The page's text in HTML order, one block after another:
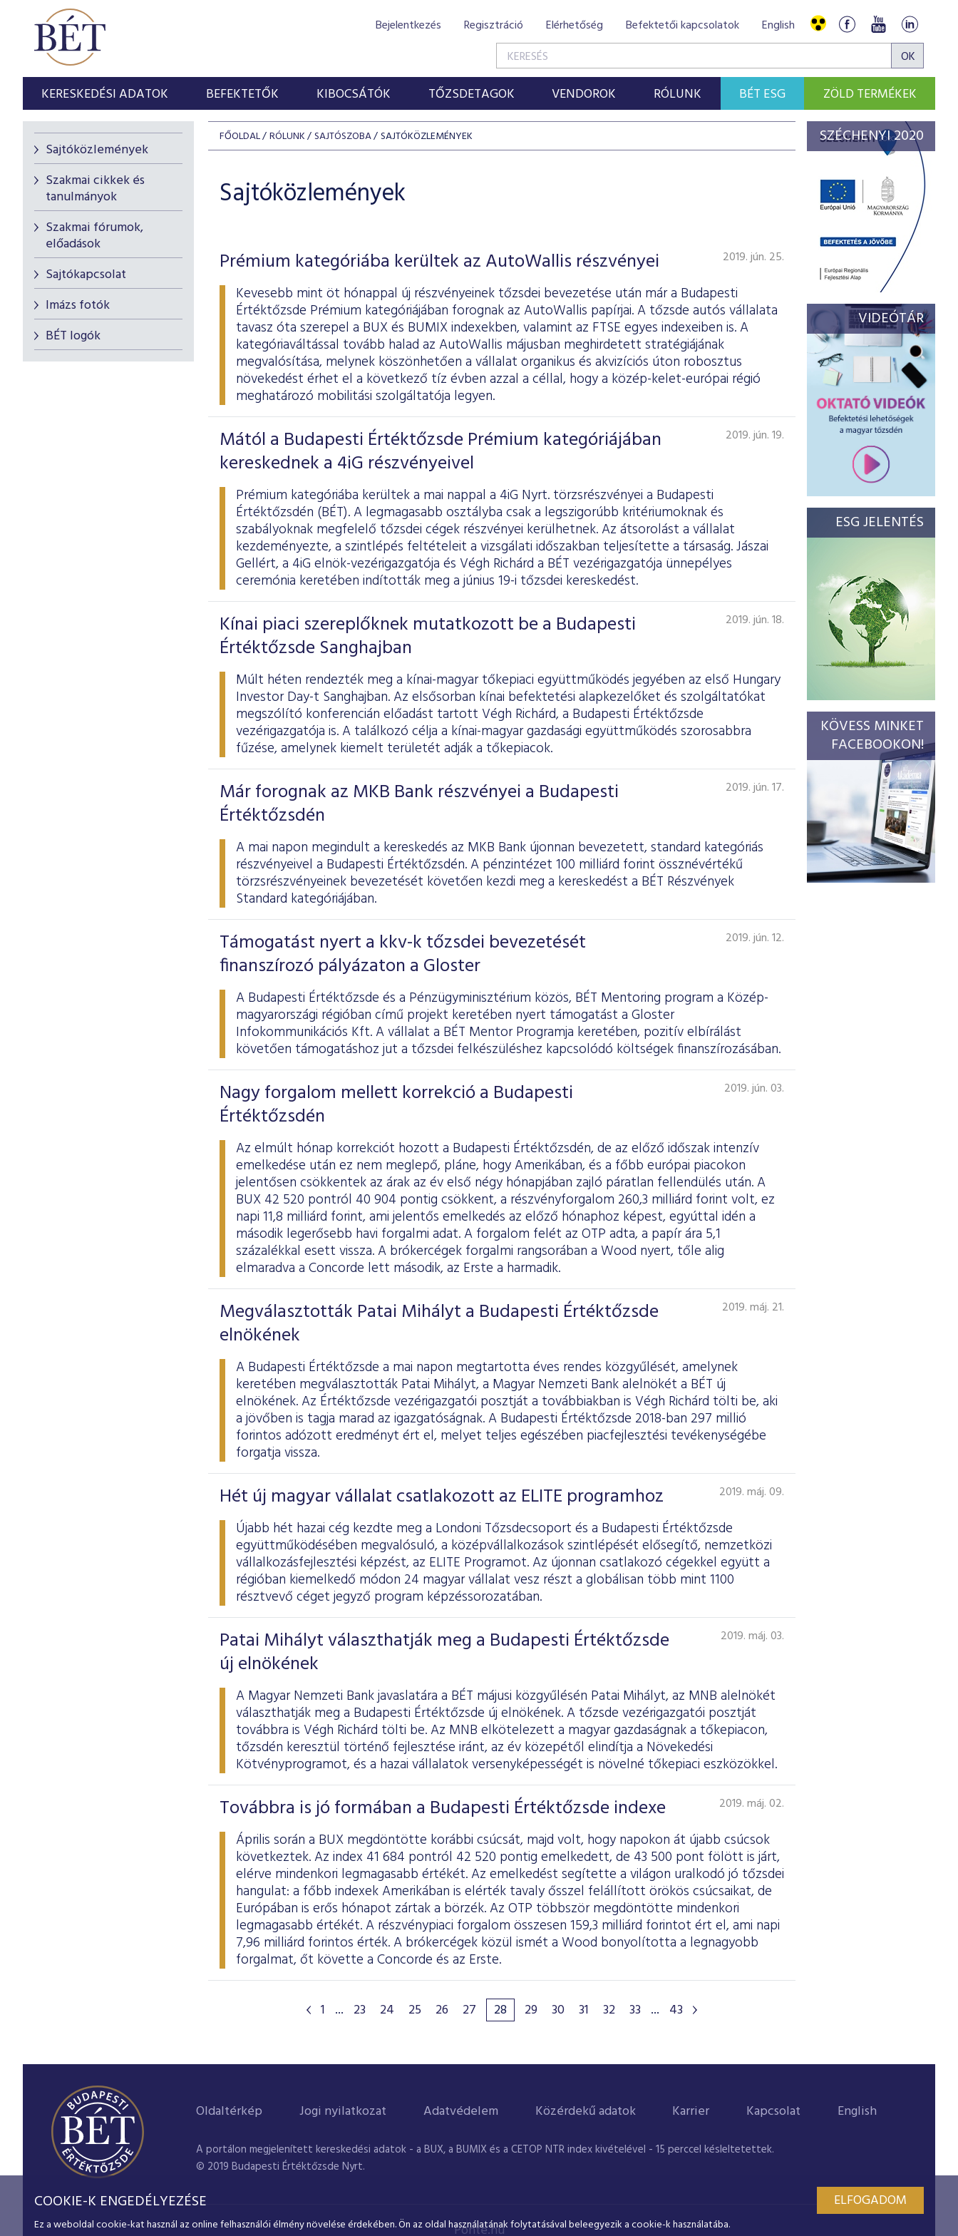
Bejelentkezés Regisztráció Elérhetőség Befektetői kapcsolatok English
KERESKEDÉSI ADATOK BEFEKTETŐK KIBOCSÁTÓK TŐZSDETAGOK VENDOROK RÓLUNK BÉT ESG ZÖLD TERMÉKEK
Sajtóközlemények
Szakmai cikkek és
tanulmányok
Szakmai fórumok,
előadások
Sajtókapcsolat
Imázs fotók
BÉT logók
FŐOLDAL RÓLUNK SAJTÓSZOBA SAJTÓKÖZLEMÉNYEK
Sajtóközlemények
Prémium kategóriába kerültek az AutoWallis részvényei 2019. jún. 25.
Kevesebb mint öt hónappal új részvényeinek tőzsdei bevezetése után már a Budapesti
Értéktőzsde Prémium kategóriájában forognak az AutoWallis papírjai. A tőzsde autós vállalata
tavasz óta szerepel a BUX és BUMIX indexekben, valamint az FTSE egyes indexeiben is. A
kategóriaváltással tovább halad az AutoWallis májusban meghirdetett stratégiájának
megvalósítása, melynek köszönhetően a vállalat organikus és akvizíciós úton robosztus
növekedést érhet el a következő tíz évben azzal a céllal, hogy a közép-kelet-európai régió
meghatározó mobilitási szolgáltatója legyen.
Mától a Budapesti Értéktőzsde Prémium kategóriájában
kereskednek a 4iG részvényeivel
2019. jún. 19.
Prémium kategóriába kerültek a mai nappal a 4iG Nyrt. törzsrészvényei a Budapesti
Értéktőzsdén (BÉT). A legmagasabb osztályba csak a legszigorúbb kritériumoknak és
szabályoknak megfelelő tőzsdei cégek részvényei kerülhetnek. Az átsorolást a vállalat
kezdeményezte, a szintlépés feltételeit a vizsgálati időszakban teljesítette a társaság. Jászai
Gellért, a 4iG elnök-vezérigazgatója és Végh Richárd a BÉT vezérigazgatója ünnepélyes
ceremónia keretében indították meg a június 19-i tőzsdei kereskedést.
Kínai piaci szereplőknek mutatkozott be a Budapesti
Értéktőzsde Sanghajban
2019. jún. 18.
Múlt héten rendezték meg a kínai-magyar tőkepiaci együttműködés jegyében az első Hungary
Investor Day-t Sanghajban. Az elsősorban kínai befektetési alapkezelőket és szolgáltatókat
megszólító konferencián előadást tartott Végh Richárd, a Budapesti Értéktőzsde
vezérigazgatója is. A találkozó célja a kínai-magyar gazdasági együttműködés szorosabbra
fűzése, amelynek kiemelt területét adják a tőkepiacok.
Már forognak az MKB Bank részvényei a Budapesti
Értéktőzsdén
2019. jún. 17.
A mai napon megindult a kereskedés az MKB Bank újonnan bevezetett, standard kategóriás
részvényeivel a Budapesti Értéktőzsdén. A pénzintézet 100 milliárd forint össznévértékű
törzsrészvényeinek bevezetését követően kezdi meg a kereskedést a BÉT Részvények
Standard kategóriájában.
Támogatást nyert a kkv-k tőzsdei bevezetését
finanszírozó pályázaton a Gloster
2019. jún. 12.
A Budapesti Értéktőzsde és a Pénzügyminisztérium közös, BÉT Mentoring program a Közép-
magyarországi régióban című projekt keretében nyert támogatást a Gloster
Infokommunikációs Kft. A vállalat a BÉT Mentor Programja keretében, pozitív elbírálást
követően támogatáshoz jut a tőzsdei felkészüléshez kapcsolódó költségek finanszírozásában.
Nagy forgalom mellett korrekció a Budapesti
Értéktőzsdén
2019. jún. 03.
Az elmúlt hónap korrekciót hozott a Budapesti Értéktőzsdén, de az előző időszak intenzív
emelkedése után ez nem meglepő, pláne, hogy Amerikában, és a főbb európai piacokon
jelentősen csökkentek az árak az év első négy hónapjában zajló páratlan fellendülés után. A
BUX 42 520 pontról 40 904 pontig csökkent, a részvényforgalom 260,3 milliárd forint volt, ez
napi 11,8 milliárd forint, ami jelentős emelkedés az előző hónaphoz képest, egyúttal idén a
második legerősebb havi forgalmi adat. A forgalom felét az OTP adta, a papír ára 5,1
százalékkal esett vissza. A brókercégek forgalmi rangsorában a Wood nyert, tőle alig
elmaradva a Concorde lett második, az Erste a harmadik.
Megválasztották Patai Mihályt a Budapesti Értéktőzsde
elnökének
2019. máj. 21.
A Budapesti Értéktőzsde a mai napon megtartotta éves rendes közgyűlését, amelynek
keretében megválasztották Patai Mihályt, a Magyar Nemzeti Bank alelnökét a BÉT új
elnökének. Az Értéktőzsde vezérigazgatói posztját a továbbiakban is Végh Richárd tölti be, aki
a jövőben is tagja marad az igazgatóságnak. A Budapesti Értéktőzsde 2018-ban 297 millió
forintos adózott eredményt ért el, melyet teljes egészében piacfejlesztési tevékenységébe
forgatja vissza.
Hét új magyar vállalat csatlakozott az ELITE programhoz 2019. máj. 09.
Újabb hét hazai cég kezdte meg a Londoni Tőzsdecsoport és a Budapesti Értéktőzsde
együttműködésében megvalósuló, a középvállalkozások szintlépését elősegítő, nemzetközi
vállalkozásfejlesztési képzést, az ELITE Programot. Az újonnan csatlakozó cégekkel együtt a
régióban kiemelkedő módon 24 magyar vállalat vesz részt a globálisan több mint 1100
résztvevő céget jegyző program képzéssorozatában.
Patai Mihályt választhatják meg a Budapesti Értéktőzsde
új elnökének
2019. máj. 03.
A Magyar Nemzeti Bank javaslatára a BÉT májusi közgyűlésén Patai Mihályt, az MNB alelnökét
választhatják meg a Budapesti Értéktőzsde új elnökének. A tőzsde vezérigazgatói posztját
továbbra is Végh Richárd tölti be. Az MNB elkötelezett a magyar gazdaságnak a tőkepiacon,
tőzsdén keresztül történő fejlesztése iránt, az év közepétől elindítja a Növekedési
Kötvényprogramot, és a hazai vállalatok versenyképességét is növelné tőkepiaci eszközökkel.
Továbbra is jó formában a Budapesti Értéktőzsde indexe 2019. máj. 02.
Április során a BUX megdöntötte korábbi csúcsát, majd volt, hogy napokon át újabb csúcsok
következtek. Az index 41 684 pontról 42 520 pontig emelkedett, de 43 500 pont fölött is járt,
elérve mindenkori legmagasabb értékét. Az emelkedést segítette a világon uralkodó jó tőzsdei
hangulat: a főbb indexek Amerikában is elérték tavaly ősszel felállított örökös csúcsaikat, de
Európában is erős hónapot zártak a börzék. Az OTP többször megdöntötte mindenkori
legmagasabb értékét. A részvénypiaci forgalom összesen 159,3 milliárd forintot ért el, ami napi
7,96 milliárd forintos érték. A brókercégek közül ismét a Wood bonyolította a legnagyobb
forgalmat, őt követte a Concorde és az Erste.
1 ... 23 24 25 26 27 28 29 30 31 32 33 ... 43
SZÉCHENYI 2020
VIDEÓTÁR
ESG JELENTÉS
KÖVESS MINKET
FACEBOOKON!
Oldaltérkép Jogi nyilatkozat Adatvédelem Közérdekű adatok Karrier Kapcsolat English
A portálon megjelenített kereskedési adatok - a BUX, a BUMIX és a CETOP NTR index kivételével - 15 perccel késleltetettek.
© 2019 Budapesti Értéktőzsde Nyrt.
Ponte.hu
COOKIE-K ENGEDÉLYEZÉSE
Ez a weboldal cookie-kat használ az online felhasználói élmény növelése érdekében. Ön az oldal használatának folytatásával beleegyezik a cookie-k használatába.
ELFOGADOM